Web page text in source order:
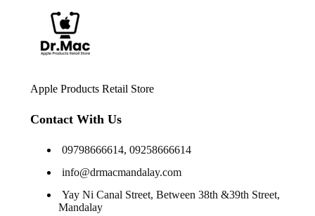
Apple Products Retail Store
Contact With Us
09798666614, 09258666614
info@drmacmandalay.com
Yay Ni Canal Street, Between 38th &39th Street,
Mandalay